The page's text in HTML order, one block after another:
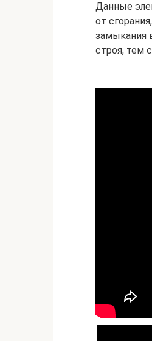
Данные
от
замыкания
строя, тем